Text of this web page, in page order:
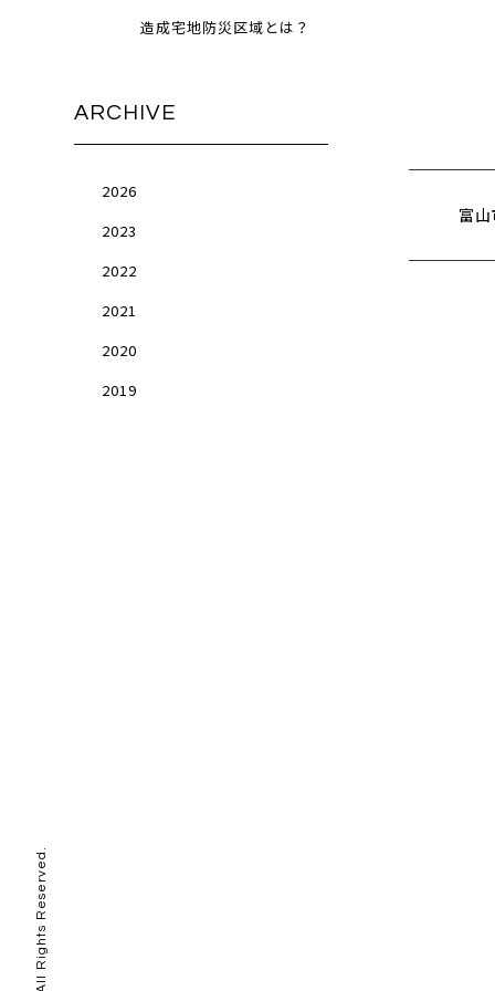
富
造成宅地防災区域とは？
ARCHIVE
2026
2023
2022
2021
2020
2019